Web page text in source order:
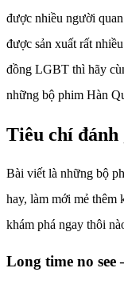
được nhiều người
được sản xuất rất
đồng LGBT thì hãy
những bộ phim Hàn
Tiêu chí đánh
Bài viết là những bộ
hay, làm mới mẻ thêm
khám phá ngay thôi
Long time no